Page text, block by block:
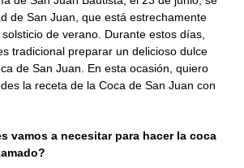
Panes, pizzas y
empanadas
Recetas Caja China
de San Juan, que está estrechamente
de verano. Durante estos días,
tradicional preparar un delicioso dulce
de San Juan. En esta ocasión, quiero
la receta de la Coca de San Juan con
vamos a necesitar para hacer la coca